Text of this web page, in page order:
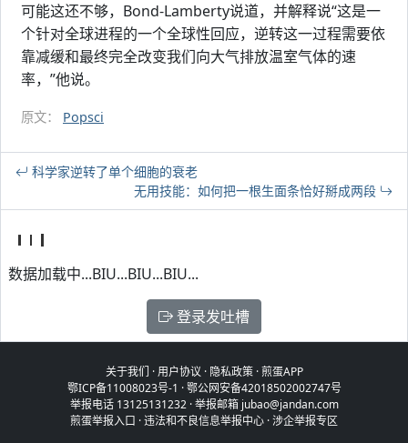
可能这还不够，Bond-Lamberty说道，并解释说“这是一
个针对全球进程的一个全球性回应，逆转这一过程需要依
靠减缓和最终完全改变我们向大气排放温室气体的速
率，”他说。
原文： Popsci
科学家逆转了单个细胞的衰老
无用技能：如何把一根生面条恰好掰成两段
数据加载中...BIU...BIU...BIU...
登录发吐槽
关于我们 ·用户协议 · 隐私政策·煎蛋APP
鄂ICP备11008023号-1 ·鄂公网安备42018502002747号
举报电话 13125131232 · 举报邮箱 jubao@jandan.com
煎蛋举报入口 ·违法和不良信息举报中心 ·涉企举报专区